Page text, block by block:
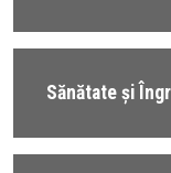
Sănătate și